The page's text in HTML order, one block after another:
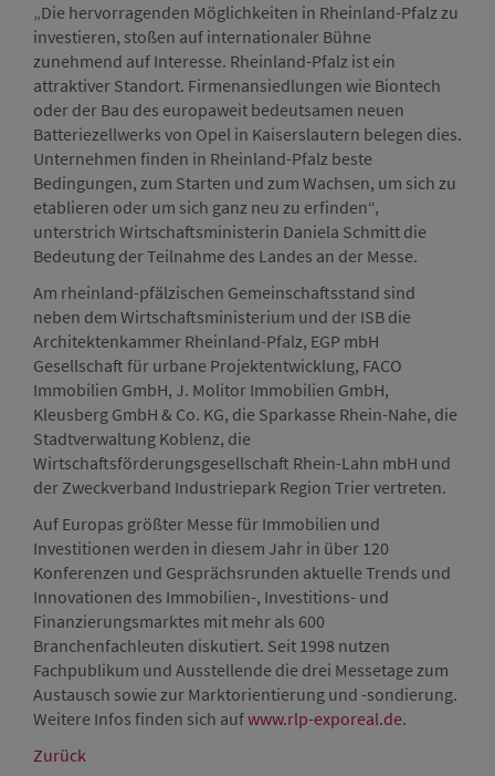
„Die hervorragenden Möglichkeiten in Rheinland-Pfalz zu
investieren, stoßen auf internationaler Bühne
zunehmend auf Interesse. Rheinland-Pfalz ist ein
attraktiver Standort. Firmenansiedlungen wie Biontech
oder der Bau des europaweit bedeutsamen neuen
Batteriezellwerks von Opel in Kaiserslautern belegen dies.
Unternehmen finden in Rheinland-Pfalz beste
Bedingungen, zum Starten und zum Wachsen, um sich zu
etablieren oder um sich ganz neu zu erfinden“,
unterstrich Wirtschaftsministerin Daniela Schmitt die
Bedeutung der Teilnahme des Landes an der Messe.
Am rheinland-pfälzischen Gemeinschaftsstand sind
neben dem Wirtschaftsministerium und der ISB die
Architektenkammer Rheinland-Pfalz, EGP mbH
Gesellschaft für urbane Projektentwicklung, FACO
Immobilien GmbH, J. Molitor Immobilien GmbH,
Kleusberg GmbH & Co. KG, die Sparkasse Rhein-Nahe, die
Stadtverwaltung Koblenz, die
Wirtschaftsförderungsgesellschaft Rhein-Lahn mbH und
der Zweckverband Industriepark Region Trier vertreten.
Auf Europas größter Messe für Immobilien und
Investitionen werden in diesem Jahr in über 120
Konferenzen und Gesprächsrunden aktuelle Trends und
Innovationen des Immobilien-, Investitions- und
Finanzierungsmarktes mit mehr als 600
Branchenfachleuten diskutiert. Seit 1998 nutzen
Fachpublikum und Ausstellende die drei Messetage zum
Austausch sowie zur Marktorientierung und -sondierung.
Weitere Infos finden sich aufwww.rlp-exporeal.de.
Zurück